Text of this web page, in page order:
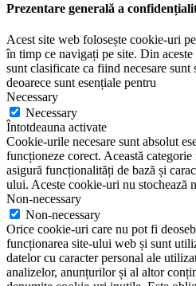
Prezentare generală a
Acest site web folosește cookie-uri
în timp ce navigați pe site. Din
sunt clasificate ca fiind necesare sunt
deoarece sunt esențiale pentru
Necessary
Necessary
Întotdeauna activate
Cookie-urile necesare sunt absolut
funcționeze corect. Această
asigură funcționalități de bază și
ului. Aceste cookie-uri nu stochează
Non-necessary
Non-necessary
Orice cookie-uri care nu pot fi
funcționarea site-ului web și sunt
datelor cu caracter personal ale
analizelor, anunțurilor și al altor